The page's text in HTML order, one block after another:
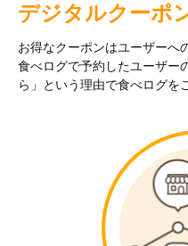
デジタルクーポ
お得なクーポンはユーザーへ
食べログで予約したユーザー
ら」という理由で食べログを